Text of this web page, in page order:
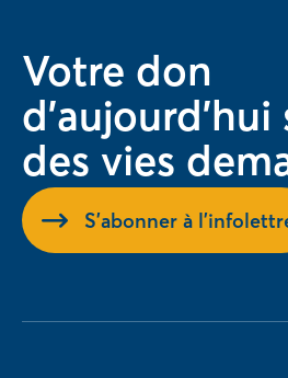
Votre don
d'aujourd'hui
des vies
S'abonner à